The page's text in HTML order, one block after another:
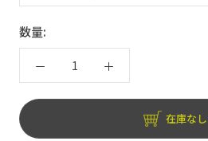
数量:
在庫なし